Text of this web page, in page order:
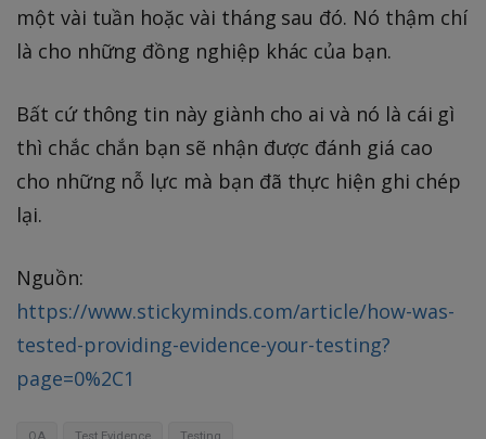
một vài tuần hoặc vài tháng sau đó. Nó thậm chí
là cho những đồng nghiệp khác của bạn.
Bất cứ thông tin này giành cho ai và nó là cái gì
thì chắc chắn bạn sẽ nhận được đánh giá cao
cho những nỗ lực mà bạn đã thực hiện ghi chép
lại.
Nguồn:
https://www.stickyminds.com/article/how-was-
tested-providing-evidence-your-testing?
page=0%2C1